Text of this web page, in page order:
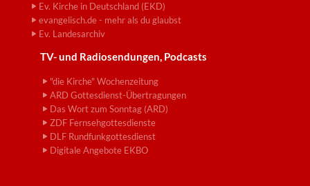
Ev. Kirche in Deutschland (EKD)
evangelisch.de - mehr als du glaubst
Ev. Landesarchiv
TV- und Radiosendungen, Podcasts
"die Kirche" Wochenzeitung
ARD Gottesdienst-Übertragungen
Das Wort zum Sonntag (ARD)
ZDF Fernsehgottesdienste
DLF Rundfunkgottesdienst
Digitale Angebote EKBO